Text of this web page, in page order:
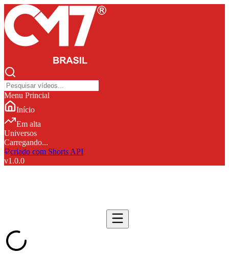
Menu Princial
Início
Em alta
Universos
Carregando...
criado com Shorts API
v1.0.0